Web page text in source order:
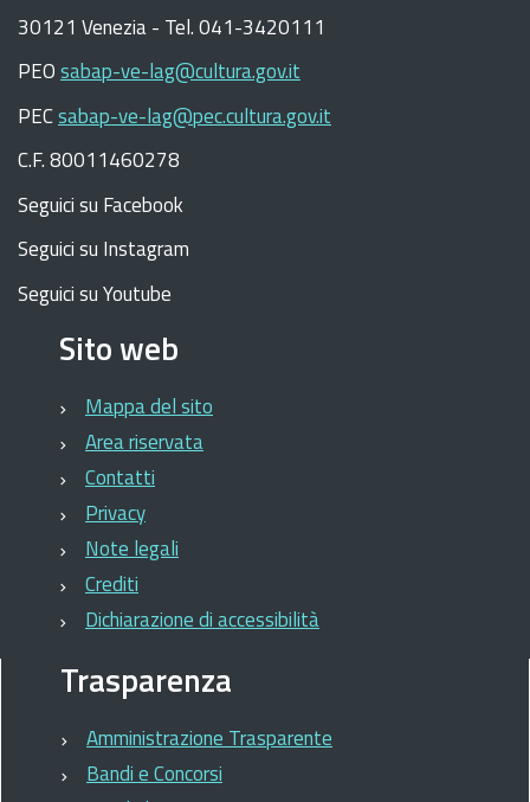
30121 Venezia - Tel. 041-3420111
PEOsabap-ve-lag@cultura.gov.it
PECsabap-ve-lag@pec.cultura.gov.it
C.F. 80011460278
Seguici su Facebook
Seguici su Instagram
Seguici su Youtube
Sito web
Mappa del sito
Area riservata
Contatti
Privacy
Note legali
Crediti
Dichiarazione di accessibilità
Trasparenza
Amministrazione Trasparente
Bandi e Concorsi